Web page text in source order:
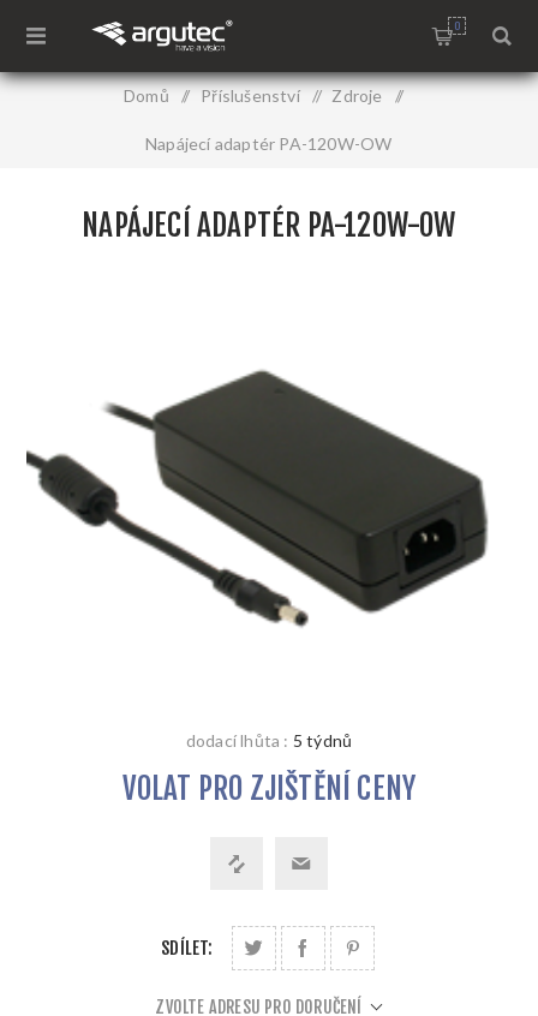
0
Domů / Příslušenství / Zdroje /
Napájecí adaptér PA-120W-OW
NAPÁJECÍ ADAPTÉR PA-120W-OW
dodací lhůta : 5 týdnů
VOLAT PRO ZJIŠTĚNÍ CENY
SDÍLET:
ZVOLTE ADRESU PRO DORUČENÍ